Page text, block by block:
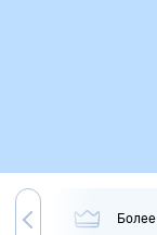
Более